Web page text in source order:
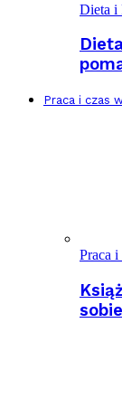
Dieta i
Praca i czas
Praca